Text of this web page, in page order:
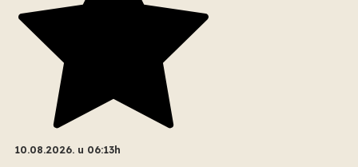
10.08.2026. u 06:13h